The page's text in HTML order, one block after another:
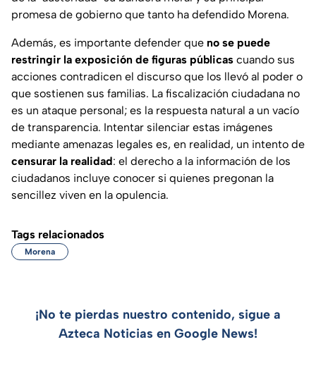
promesa de gobierno que tanto ha defendido Morena.
Además, es importante defender que no se puede
restringir la exposición de figuras públicas cuando sus
acciones contradicen el discurso que los llevó al poder o
que sostienen sus familias. La fiscalización ciudadana no
es un ataque personal; es la respuesta natural a un vacío
de transparencia. Intentar silenciar estas imágenes
mediante amenazas legales es, en realidad, un intento de
censurar la realidad: el derecho a la información de los
ciudadanos incluye conocer si quienes pregonan la
sencillez viven en la opulencia.
Tags relacionados
Morena
¡No te pierdas nuestro contenido, sigue a
Azteca Noticias en Google News!